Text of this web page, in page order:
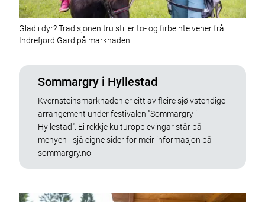
Glad i dyr? Tradisjonen tru stiller to- og firbeinte vener frå
Indrefjord Gard på marknaden.
Sommargry i Hyllestad
Kvernsteinsmarknaden er eitt av fleire sjølvstendige
arrangement under festivalen "Sommargry i
Hyllestad". Ei rekkje kulturopplevingar står på
menyen - sjå eigne sider for meir informasjon på
sommargry.no